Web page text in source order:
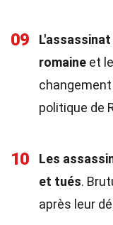
09
romaine et
politique de
10
Les
et tués.
après leur